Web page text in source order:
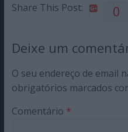
Share This Post: 0
Deixe um
O seu endereço de email
obrigatórios marcados
Comentário *